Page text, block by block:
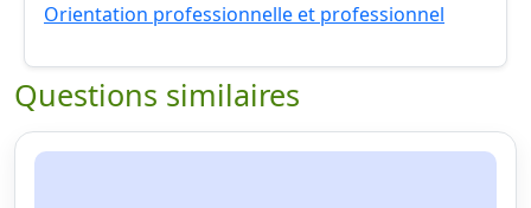
Orientation professionnelle et professionnel
Questions similaires